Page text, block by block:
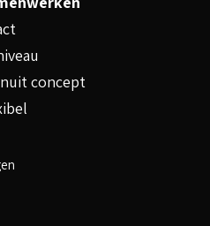
concept